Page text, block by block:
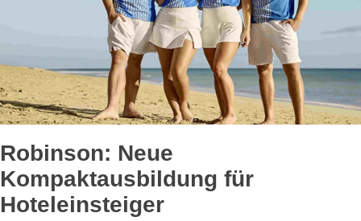
Robinson: Neue
Kompaktausbildung für
Hoteleinsteiger